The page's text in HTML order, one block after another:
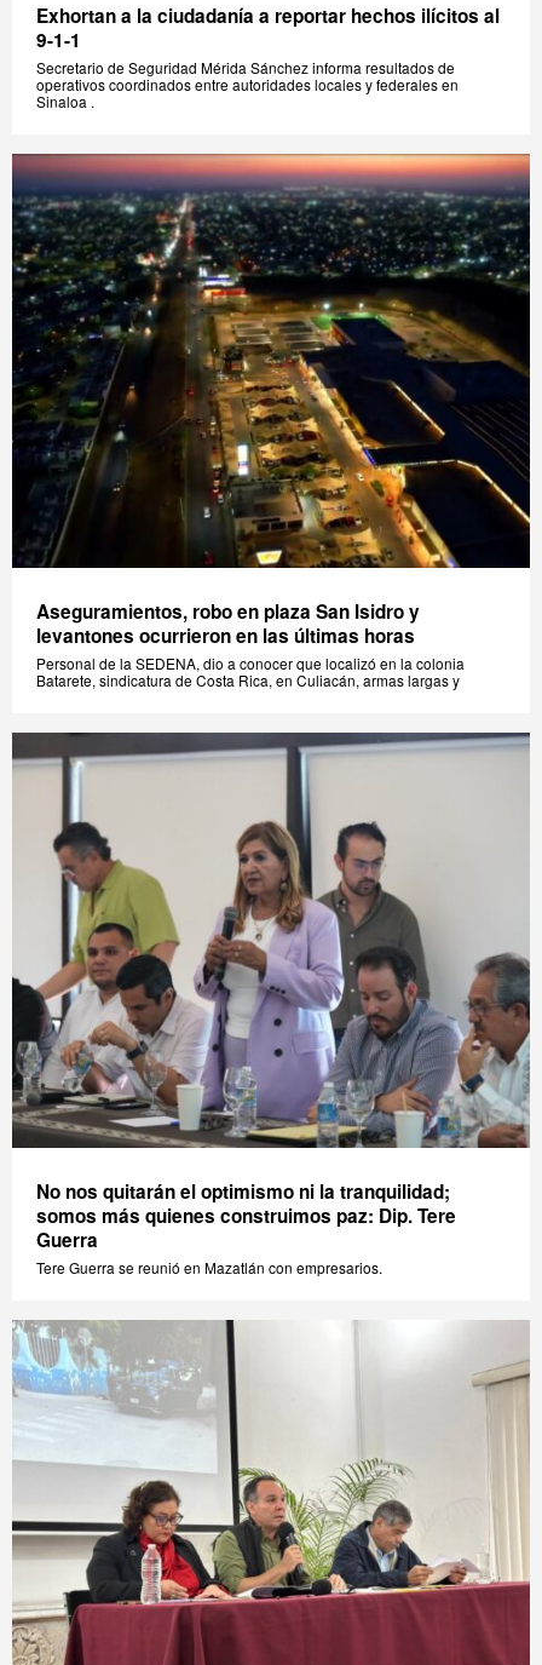
Exhortan a la ciudadanía a reportar hechos ilícitos al
9-1-1
Secretario de Seguridad Mérida Sánchez informa resultados de
operativos coordinados entre autoridades locales y federales en
Sinaloa .
Aseguramientos, robo en plaza San Isidro y
levantones ocurrieron en las últimas horas
Personal de la SEDENA, dio a conocer que localizó en la colonia
Batarete, sindicatura de Costa Rica, en Culiacán, armas largas y
No nos quitarán el optimismo ni la tranquilidad;
somos más quienes construimos paz: Dip. Tere
Guerra
Tere Guerra se reunió en Mazatlán con empresarios.